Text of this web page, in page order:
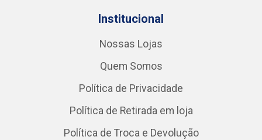
Institucional
Nossas Lojas
Quem Somos
Política de Privacidade
Política de Retirada em loja
Política de Troca e Devolução